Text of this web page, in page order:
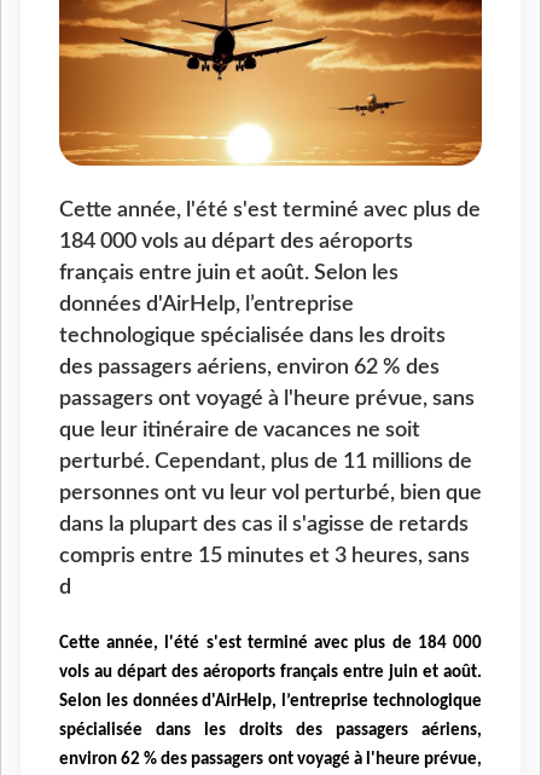
Cette année, l'été s'est terminé avec plus de
184 000 vols au départ des aéroports
français entre juin et août. Selon les
données d'AirHelp, l’entreprise
technologique spécialisée dans les droits
des passagers aériens, environ 62 % des
passagers ont voyagé à l'heure prévue, sans
que leur itinéraire de vacances ne soit
perturbé. Cependant, plus de 11 millions de
personnes ont vu leur vol perturbé, bien que
dans la plupart des cas il s'agisse de retards
compris entre 15 minutes et 3 heures, sans
d
Cette année, l'été s'est terminé avec plus de 184 000
vols au départ des aéroports français entre juin et août.
Selon les données d'AirHelp, l’entreprise technologique
spécialisée dans les droits des passagers aériens,
environ 62 % des passagers ont voyagé à l'heure prévue,